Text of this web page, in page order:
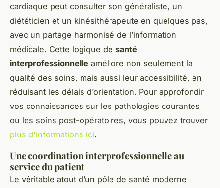
cardiaque peut consulter son généraliste, un
diététicien et un kinésithérapeute en quelques pas,
avec un partage harmonisé de l’information
médicale. Cette logique de santé
interprofessionnelle améliore non seulement la
qualité des soins, mais aussi leur accessibilité, en
réduisant les délais d’orientation. Pour approfondir
vos connaissances sur les pathologies courantes
ou les soins post-opératoires, vous pouvez trouver
plus d'informations ici.
Une coordination interprofessionnelle au
service du patient
Le véritable atout d’un pôle de santé moderne